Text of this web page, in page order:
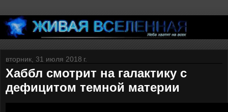
вторник, 31 июля 2018 г.
Хаббл смотрит на галактику с
дефицитом темной материи